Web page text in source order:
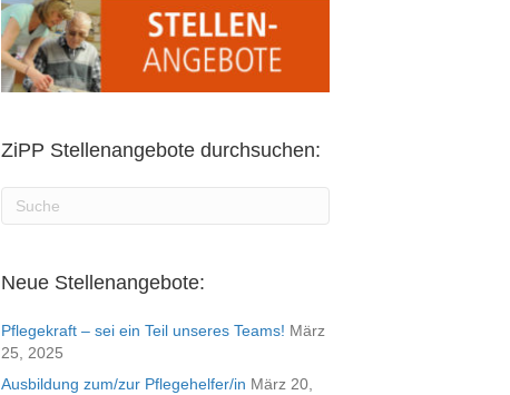
ZiPP Stellenangebote durchsuchen:
Neue Stellenangebote:
Pflegekraft – sei ein Teil unseres Teams! März
25, 2025
Ausbildung zum/zur Pflegehelfer/in März 20,